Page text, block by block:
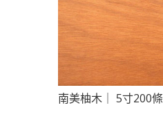
南美柚木｜ 5寸200條